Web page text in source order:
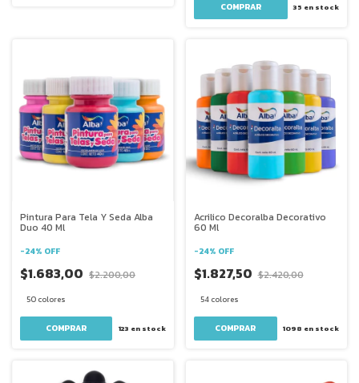
COMPRAR 35 en stock
Pintura Para Tela Y Seda Alba
Duo 40 Ml
-24% OFF
$1.683,00 $2.200,00
50 colores
COMPRAR 123 en stock
Acrilico Decoralba Decorativo
60 Ml
-24% OFF
$1.827,50 $2.420,00
54 colores
COMPRAR 1098 en stock